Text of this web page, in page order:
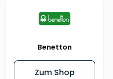
Benetton
Zum Shop